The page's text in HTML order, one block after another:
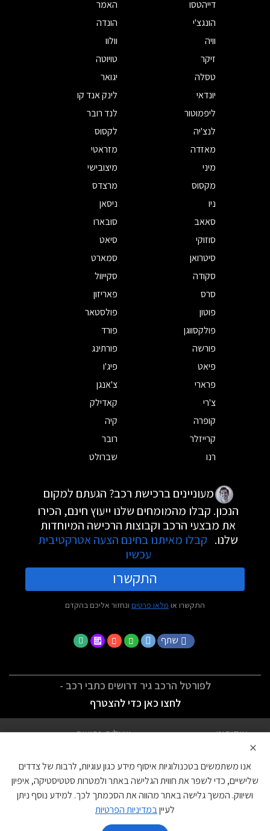
דייהטסו
האמר
הונגצ'י
הונדה
וויה
וולוו
זיקר
טויוטה
טסלה
יגואר
יונדאי
לינק אנד קו
ליפמוטור
לנד רובר
לנצ'יה
לקסוס
מאזדה
מזראטי
מיני
מיצובישי
מקסוס
מרצדס
ניו
ניסאן
סאאב
סובארו
סוזוקי
סיאט
סיטרואן
סמארט
סקודה
סקייוול
סרס
פאריזון
פוטון
פולסטאר
פולקסווגן
פורד
פורשה
פורתינג
פיאט
פיג'ו
פרארי
צ'אנגן
צ'רי
קאדילק
קופרה
קיה
קרייזלר
רובר
רנו
שברולט
מעוניינים ברכישת רכב? הגעתם למקום
הנכון. קבלו מהמומחים שלנו ייעוץ חינם, הכירו
את מבצעי הרכב וקבוצות הרכישה המיוחדות
שלנו. קבלו מאיתנו בחינם הצעה אטרקטיבית
עכשיו
התקשרו
התקשרו או מלאו פרטים ונחזור אליכם בהקדם
שתף
לפורטל הרכב גיר דרושים כתבי רכב -
לחצו כאן כדי להצטרף
אודותינו
שאלות נפוצות
הצהרת נגישות
צור קשר
עוגיות
×
אנו משתמשים בטכנולוגיות איסוף מידע כגון עוגיות, לרבות של צדדים
שלישיים, כדי לשפר את חווית הגלישה באתר ולמטרות סטטיסטיקה, איפיון
ושיווק. המשך גלישה באתר מהווה את הסכמתך לכך. למידע נוסף ניתן
לעייןבמדיניות הפרטיות